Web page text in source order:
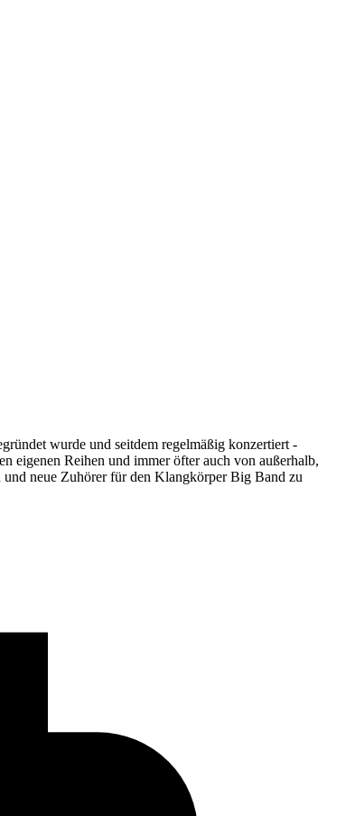
wurde und seitdem regelmäßig konzertiert -
eigenen Reihen und immer öfter auch von außerhalb,
und neue Zuhörer für den Klangkörper Big Band zu